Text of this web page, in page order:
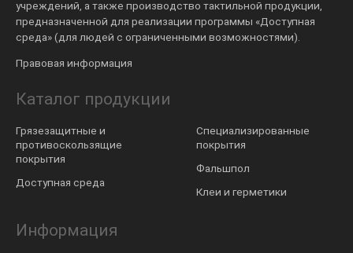
учреждений, а также производство тактильной продукции,
предназначенной для реализации программы «Доступная
среда» (для людей с ограниченными возможностями).
Правовая информация
Каталог продукции
Грязезащитные и
противоскользящие
покрытия
Доступная среда
Специализированные
покрытия
Фальшпол
Клеи и герметики
Информация